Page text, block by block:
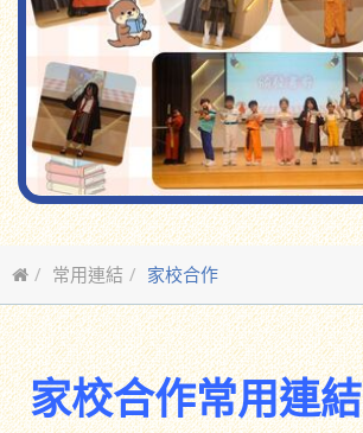
常用連結 家校合作
家校合作常用連結